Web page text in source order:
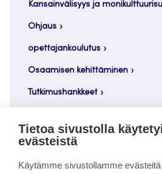
Kansainvälisyys ja
Ohjaus
opettajankoulutus
Osaamisen kehittäminen
Tutkimushankkeet
Työhyvinvointi
Tietoa sivustolla
evästeistä
Käytämme sivustollamme